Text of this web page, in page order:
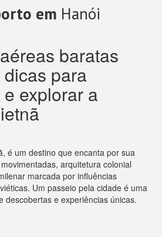
em Hanói
baratas
para
explorar a
é um destino que encanta por sua
arquitetura colonial
marcada por influências
Um passeio pela cidade é uma
descobertas e experiências únicas.